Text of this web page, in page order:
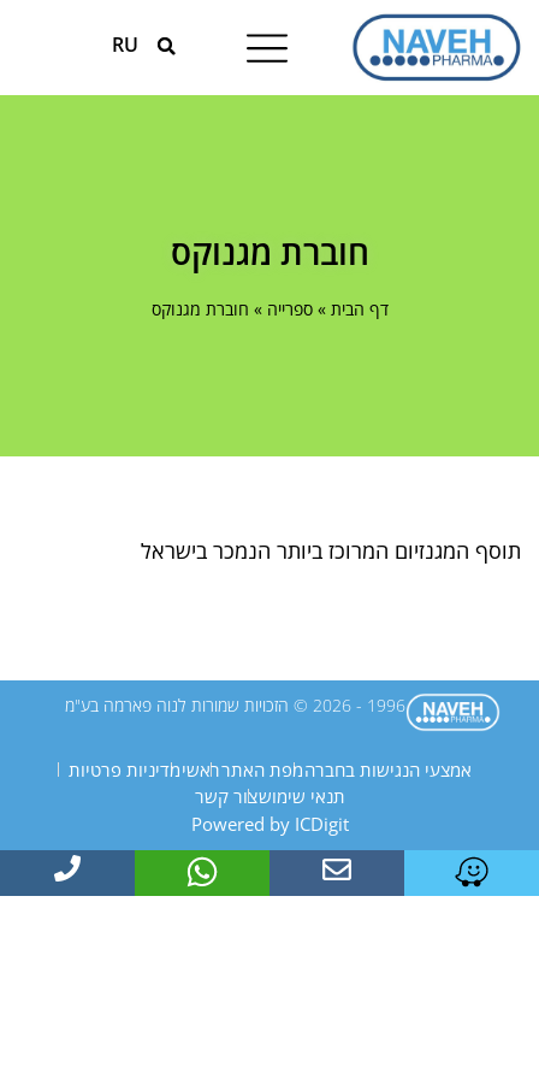
RU
חוברת מגנוקס
דף הבית »ספרייה » חוברת מגנוקס
תוסף המגנזיום המרוכז ביותר הנמכר בישראל
אמצעי הנגישות בחברהמפת האתרראשימדיניות פרטיות
תנאי שימושצור קשר
Powered by ICDigit
1996 - 2026 © הזכויות שמורות לנוה פארמה בע"מ